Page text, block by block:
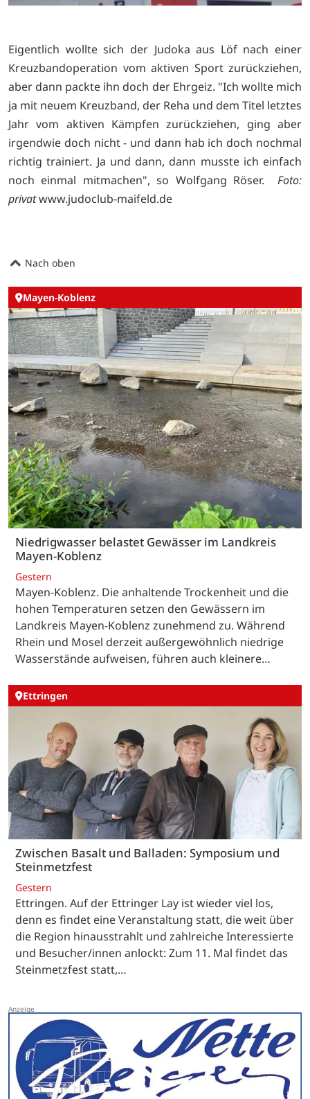
Eigentlich wollte sich der Judoka aus Löf nach einer
Kreuzbandoperation vom aktiven Sport zurückziehen,
aber dann packte ihn doch der Ehrgeiz. "Ich wollte mich
ja mit neuem Kreuzband, der Reha und dem Titel letztes
Jahr vom aktiven Kämpfen zurückziehen, ging aber
irgendwie doch nicht - und dann hab ich doch nochmal
richtig trainiert. Ja und dann, dann musste ich einfach
noch einmal mitmachen", so Wolfgang Röser. Foto:
privatwww.judoclub-maifeld.de
Nach oben
Mayen-Koblenz
Niedrigwasser belastet Gewässer im Landkreis
Mayen-Koblenz
Gestern
Mayen-Koblenz. Die anhaltende Trockenheit und die
hohen Temperaturen setzen den Gewässern im
Landkreis Mayen-Koblenz zunehmend zu. Während
Rhein und Mosel derzeit außergewöhnlich niedrige
Wasserstände aufweisen, führen auch kleinere…
Ettringen
Zwischen Basalt und Balladen: Symposium und
Steinmetzfest
Gestern
Ettringen. Auf der Ettringer Lay ist wieder viel los,
denn es findet eine Veranstaltung statt, die weit über
die Region hinausstrahlt und zahlreiche Interessierte
und Besucher/innen anlockt: Zum 11. Mal findet das
Steinmetzfest statt,…